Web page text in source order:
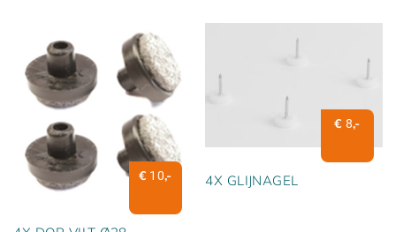
€ 10,-
€ 8,-
4X GLIJNAGEL